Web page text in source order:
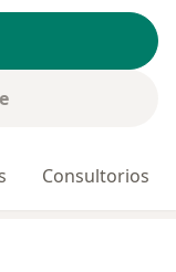
Consultorios